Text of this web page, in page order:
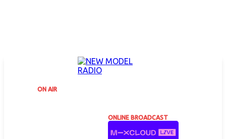
ON AIR
ONLINE BROADCAST